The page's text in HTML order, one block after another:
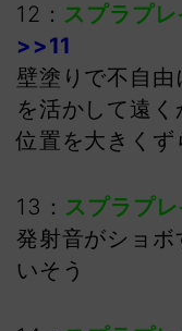
12： スプラプ
>>11
壁塗りで不自
を活かして遠
位置を大きくず
13： スプラプ
発射音がショ
いそう